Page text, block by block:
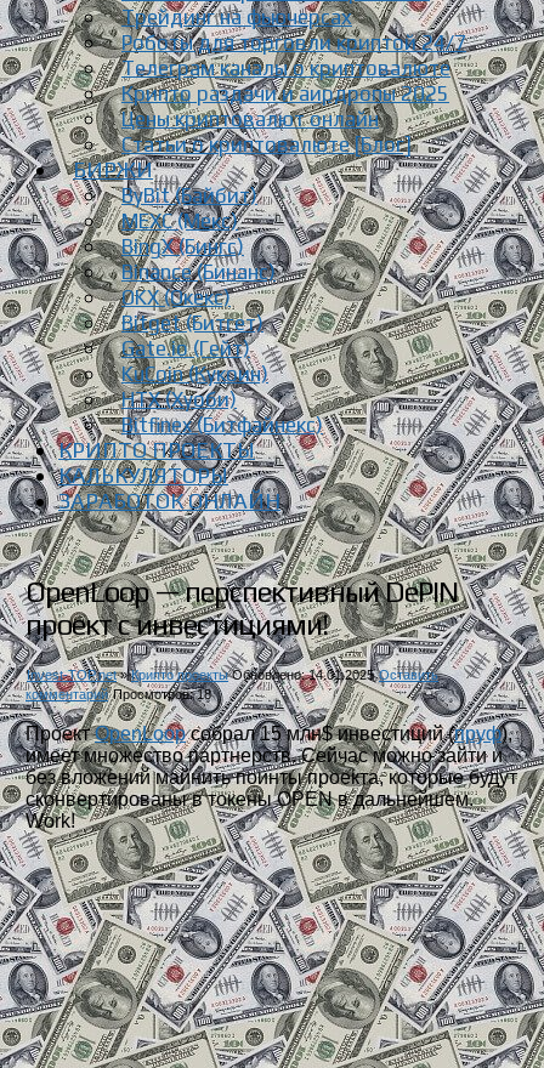
Трейдинг на фьючерсах
Роботы для торговли криптой 24/7
Телеграм каналы о криптовалюте
Крипто раздачи и аирдропы 2025
Цены криптовалют онлайн
Статьи о криптовалюте [Блог]
БИРЖИ
ByBit (Байбит)
MEXC (Мекс)
BingX (Бингс)
Binance (Бинанс)
OKX (Окекс)
Bitget (Битгет)
Gate.io (Гейт)
KuCoin (Кукоин)
HTX (Хуоби)
Bitfinex (Битфайнекс)
КРИПТО ПРОЕКТЫ
КАЛЬКУЛЯТОРЫ
ЗАРАБОТОК ОНЛАЙН
OpenLoop — перспективный DePIN
проект с инвестициями!
Invest-TOP.net»Крипто проекты Обновлено: 14.01.2025 Оставить
комментарий Просмотров: 18
ПроектOpenLoopсобрал 15 млн$ инвестиций (пруф),
имеет множество партнерств. Сейчас можно зайти и
без вложений майнить поинты проекта, которые будут
сконвертированы в токены OPEN в дальнейшем.
Work!